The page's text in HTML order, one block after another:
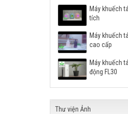
Máy khuếch
tích
Máy khuếch
cao cấp
Máy khuếch
động FL30
Thư viện Ảnh